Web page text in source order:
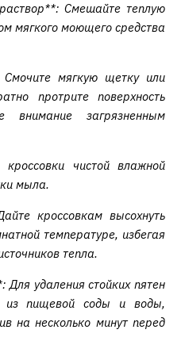
Смешайте теплую
мягкого моющего средства
мягкую щетку или
протрите поверхность
внимание загрязненным
чистой влажной
мыла.
кроссовкам высохнуть
температуре, избегая
тепла.
удаления стойких пятен
из пищевой соды и воды,
на несколько минут перед